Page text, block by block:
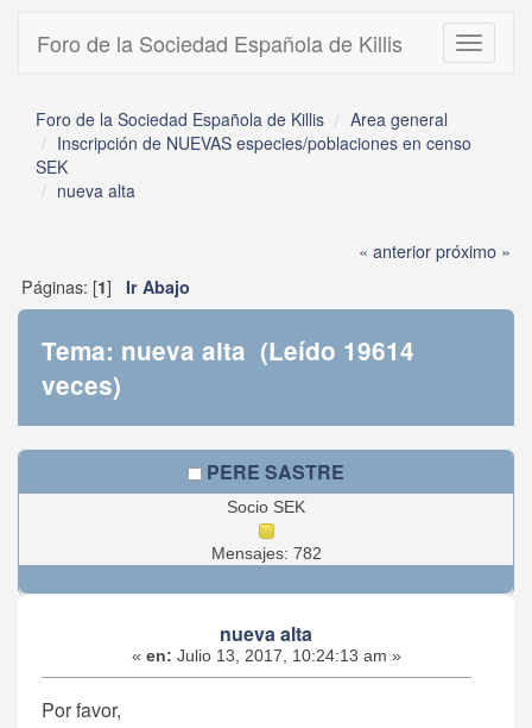
Toggle
Foro de la Sociedad Española de Killis
Foro de la Sociedad Española de Killis
Area general
Inscripción de NUEVAS especies/poblaciones en censo
SEK
nueva alta
« anteriorpróximo »
Páginas: [1] Ir Abajo
Tema: nueva alta (Leído 19614
veces)
PERE SASTRE
Socio SEK
Mensajes: 782
nueva alta
« en: Julio 13, 2017, 10:24:13 am »
Por favor,